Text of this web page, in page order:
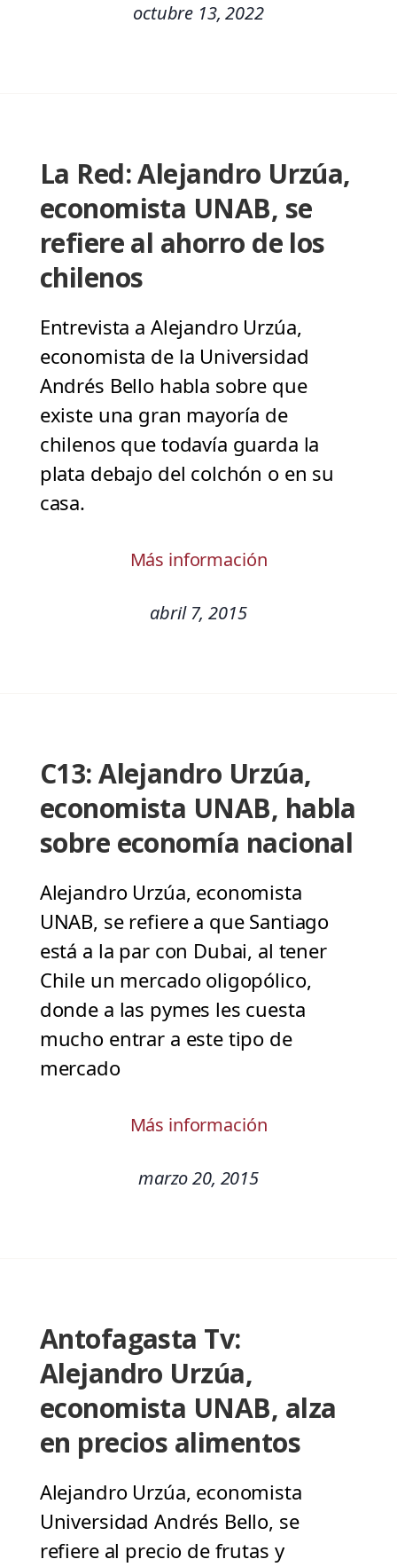
octubre 13, 2022
La Red: Alejandro Urzúa,
economista UNAB, se
refiere al ahorro de los
chilenos
Entrevista a Alejandro Urzúa,
economista de la Universidad
Andrés Bello habla sobre que
existe una gran mayoría de
chilenos que todavía guarda la
plata debajo del colchón o en su
casa.
Más información
abril 7, 2015
C13: Alejandro Urzúa,
economista UNAB, habla
sobre economía nacional
Alejandro Urzúa, economista
UNAB, se refiere a que Santiago
está a la par con Dubai, al tener
Chile un mercado oligopólico,
donde a las pymes les cuesta
mucho entrar a este tipo de
mercado
Más información
marzo 20, 2015
Antofagasta Tv:
Alejandro Urzúa,
economista UNAB, alza
en precios alimentos
Alejandro Urzúa, economista
Universidad Andrés Bello, se
refiere al precio de frutas y